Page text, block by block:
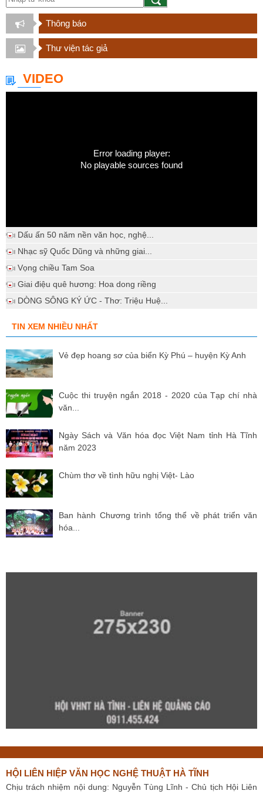
Thông báo
Thư viện tác giả
VIDEO
Error loading player:
No playable sources found
Dấu ấn 50 năm nền văn học, nghệ...
Nhạc sỹ Quốc Dũng và những giai...
Vọng chiều Tam Soa
Giai điệu quê hương: Hoa dong riềng
DÒNG SÔNG KÝ ỨC - Thơ: Triệu Huệ...
TIN XEM NHIỀU NHẤT
Vẻ đẹp hoang sơ của biển Kỳ Phú – huyện Kỳ Anh
Cuộc thi truyện ngắn 2018 - 2020 của Tạp chí nhà
văn...
Ngày Sách và Văn hóa đọc Việt Nam tỉnh Hà Tĩnh
năm 2023
Chùm thơ về tình hữu nghị Việt- Lào
Ban hành Chương trình tổng thể về phát triển văn
hóa...
HỘI LIÊN HIỆP VĂN HỌC NGHỆ THUẬT HÀ TĨNH
Chịu trách nhiệm nội dung: Nguyễn Tùng Lĩnh - Chủ tịch Hội Liên